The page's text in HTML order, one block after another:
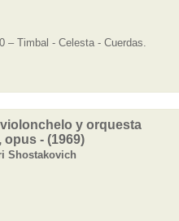
– Timbal - Celesta - Cuerdas.
y orquesta
- (1969)
Shostakovich